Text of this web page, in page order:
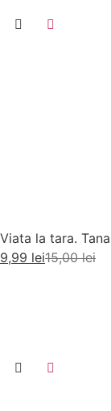
Viata la tara.
15,00lei
9,99 lei